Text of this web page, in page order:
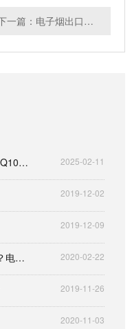
下一篇：电子烟出口美国需要什么认证
汽车图像传感器芯片及车规AEC-Q100认证 2025-02-11
2019-12-02
2019-12-09
锂电池日本圆形PSE认证是什么？电池PSE认证流程 2020-02-22
2019-11-26
2020-11-03